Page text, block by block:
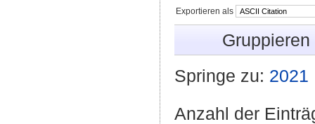
Exportieren als
Springe zu: 2021
Anzahl der